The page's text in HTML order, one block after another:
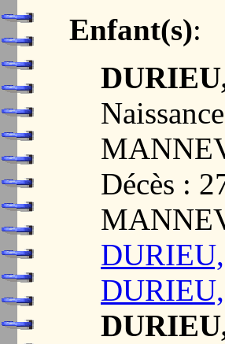
Enfant(s):
Décès :